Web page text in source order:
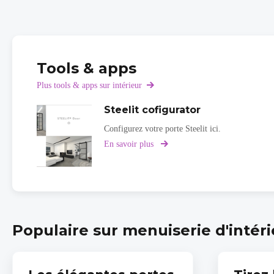
Tools & apps
Plus tools & apps sur intérieur
Steelit cofigurator
Configurez votre porte Steelit ici.
En savoir plus
sur
Populaire sur menuiserie